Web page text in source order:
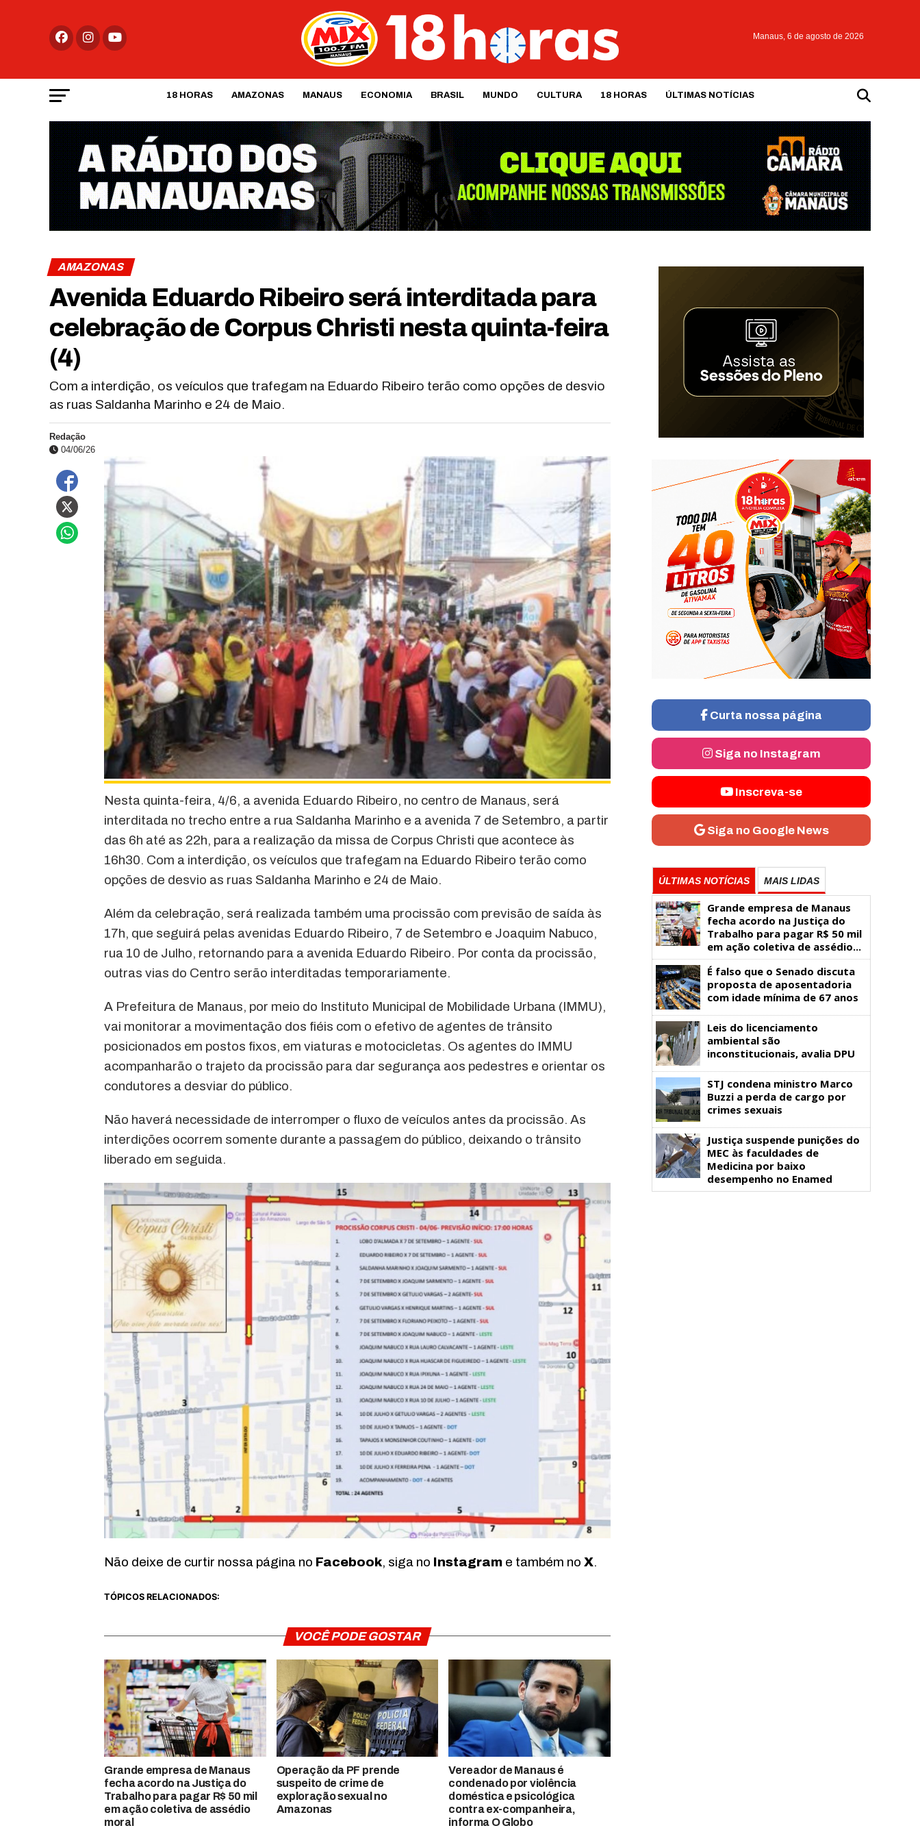
Manaus, 6 de agosto de 2026
18 HORAS AMAZONAS MANAUS ECONOMIA BRASIL MUNDO CULTURA 18 HORAS ÚLTIMAS NOTÍCIAS
AMAZONAS
Avenida Eduardo Ribeiro será interditada para
celebração de Corpus Christi nesta quinta-feira
(4)
Com a interdição, os veículos que trafegam na Eduardo Ribeiro terão como opções de desvio
as ruas Saldanha Marinho e 24 de Maio.
Redação
04/06/26
Nesta quinta-feira, 4/6, a avenida Eduardo Ribeiro, no centro de Manaus, será
interditada no trecho entre a rua Saldanha Marinho e a avenida 7 de Setembro, a partir
das 6h até as 22h, para a realização da missa de Corpus Christi que acontece às
16h30. Com a interdição, os veículos que trafegam na Eduardo Ribeiro terão como
opções de desvio as ruas Saldanha Marinho e 24 de Maio.
Além da celebração, será realizada também uma procissão com previsão de saída às
17h, que seguirá pelas avenidas Eduardo Ribeiro, 7 de Setembro e Joaquim Nabuco,
rua 10 de Julho, retornando para a avenida Eduardo Ribeiro. Por conta da procissão,
outras vias do Centro serão interditadas temporariamente.
A Prefeitura de Manaus, por meio do Instituto Municipal de Mobilidade Urbana (IMMU),
vai monitorar a movimentação dos fiéis com o efetivo de agentes de trânsito
posicionados em postos fixos, em viaturas e motocicletas. Os agentes do IMMU
acompanharão o trajeto da procissão para dar segurança aos pedestres e orientar os
condutores a desviar do público.
Não haverá necessidade de interromper o fluxo de veículos antes da procissão. As
interdições ocorrem somente durante a passagem do público, deixando o trânsito
liberado em seguida.
Não deixe de curtir nossa página no Facebook, siga no Instagram e também no X.
TÓPICOS RELACIONADOS:
VOCÊ PODE GOSTAR
Grande empresa de Manaus
fecha acordo na Justiça do
Trabalho para pagar R$ 50 mil
em ação coletiva de assédio
moral
Operação da PF prende
suspeito de crime de
exploração sexual no
Amazonas
Vereador de Manaus é
condenado por violência
doméstica e psicológica
contra ex-companheira,
informa O Globo
Curta nossa página
Siga no Instagram
Inscreva-se
Siga no Google News
ÚLTIMAS NOTÍCIAS MAIS LIDAS
Grande empresa de Manaus
fecha acordo na Justiça do
Trabalho para pagar R$ 50 mil
em ação coletiva de assédio...
É falso que o Senado discuta
proposta de aposentadoria
com idade mínima de 67 anos
Leis do licenciamento
ambiental são
inconstitucionais, avalia DPU
STJ condena ministro Marco
Buzzi a perda de cargo por
crimes sexuais
Justiça suspende punições do
MEC às faculdades de
Medicina por baixo
desempenho no Enamed